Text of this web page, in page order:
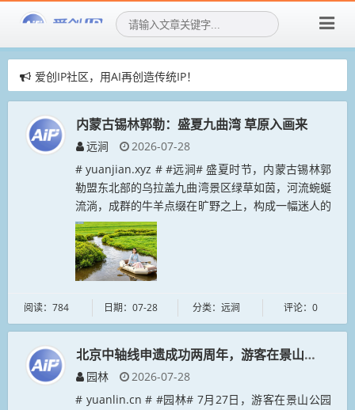
爱创IP社区，用AI再创造传统IP！
爱创IP社区，招募社区新成员！
赞助AIGIP社区公告
内蒙古锡林郭勒：盛夏九曲湾 草原入画来
远涧
2026-07-28
# yuanjian.xyz # #远涧# 盛夏时节，内蒙古锡林郭
勒盟东北部的乌拉盖九曲湾景区绿草如茵，河流蜿蜒
流淌，成群的牛羊点缀在旷野之上，构成一幅迷人的
画卷，吸引各地游客前来观光，感受自然之美。...
阅读：784 日期：07-28 分类：远涧 评论：0
北京中轴线申遗成功两周年，游客在景山公园打
园林
2026-07-28
# yuanlin.cn # #园林# 7月27日，游客在景山公园